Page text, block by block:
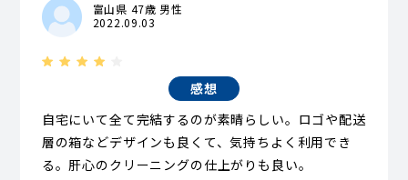
富山県 47歳 男性
2022.09.03
感想
自宅にいて全て完結するのが素晴らしい。ロゴや配送
層の箱などデザインも良くて、気持ちよく利用でき
る。肝心のクリーニングの仕上がりも良い。